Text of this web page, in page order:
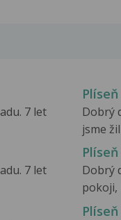
7 let
Dobrý
jsme
7 let
Dobrý
pokoji,